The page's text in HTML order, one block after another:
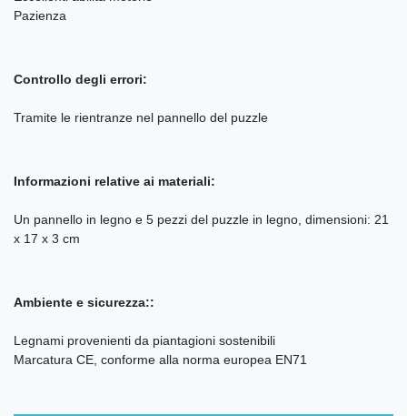
Pazienza
Controllo degli errori:
Tramite le rientranze nel pannello del puzzle
Informazioni relative ai materiali:
Un pannello in legno e 5 pezzi del puzzle in legno, dimensioni: 21
x 17 x 3 cm
Ambiente e sicurezza::
Legnami provenienti da piantagioni sostenibili
Marcatura CE, conforme alla norma europea EN71